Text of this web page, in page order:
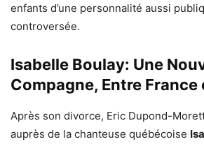
enfants d’une personnalité aussi
controversée.
Isabelle Boulay: Une
Compagne, Entre France
Après son divorce, Eric Dupond-
auprès de la chanteuse québécoise